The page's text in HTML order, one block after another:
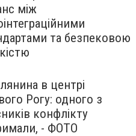
між
та безпековою
в центрі
Рогу: одного з
конфлікту
- ФОТО